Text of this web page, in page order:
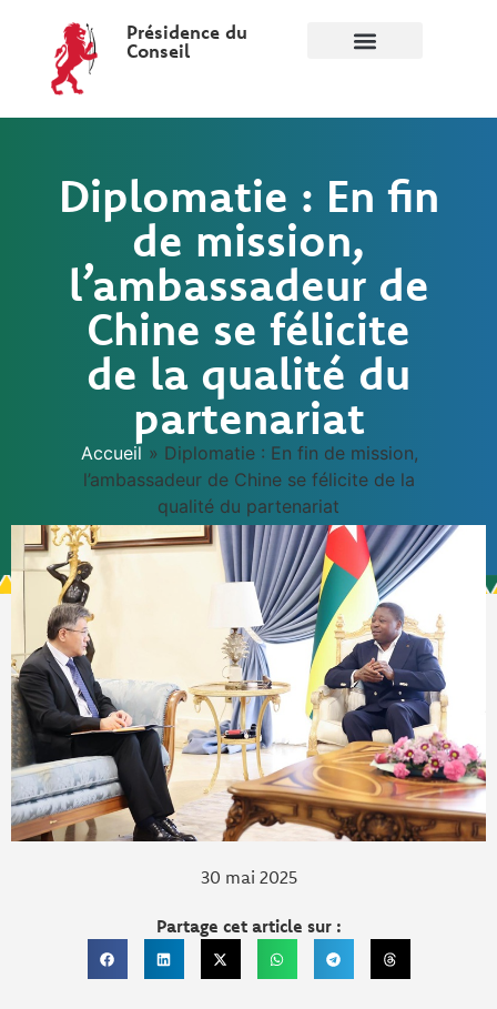
Présidence du
Conseil
Diplomatie : En fin
de mission,
l’ambassadeur de
Chine se félicite
de la qualité du
partenariat
Accueil » Diplomatie : En fin de mission,
l’ambassadeur de Chine se félicite de la
qualité du partenariat
30 mai 2025
Partage cet article sur :